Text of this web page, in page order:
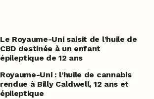
Le Royaume-Uni saisit de l’huile de
CBD destinée à un enfant
épileptique de 12 ans
Royaume-Uni : l’huile de cannabis
rendue à Billy Caldwell, 12 ans et
épileptique